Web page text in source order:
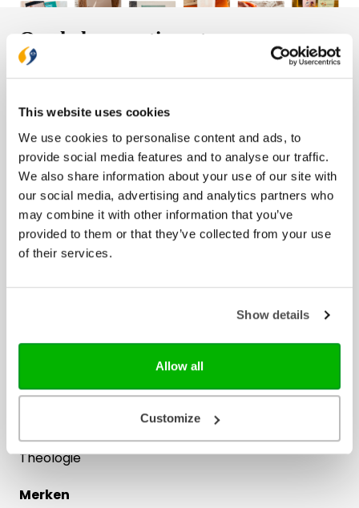
This website uses cookies
We use cookies to personalise content and ads, to
provide social media features and to analyse our traffic.
We also share information about your use of our site with
our social media, advertising and analytics partners who
may combine it with other information that you’ve
provided to them or that they’ve collected from your use
of their services.
Show details
Allow all
Customize
Ons hele assortiment
Bijbels
Bijbelse cadeaus
Herziene Statenvertaling
Nieuwe Bijbelvertaling 2021
Willibrordvertaling
Zij Lacht
Boeken
Cadeau
Geloofs- en gemeenteopbouw
Kinderboeken
Lifestyle
Theologie
Merken